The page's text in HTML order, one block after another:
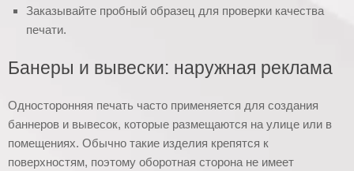
Заказывайте пробный образец для проверки качества
печати.
Банеры и вывески: наружная реклама
Односторонняя печать часто применяется для создания
баннеров и вывесок, которые размещаются на улице или в
помещениях. Обычно такие изделия крепятся к
поверхностям, поэтому оборотная сторона не имеет